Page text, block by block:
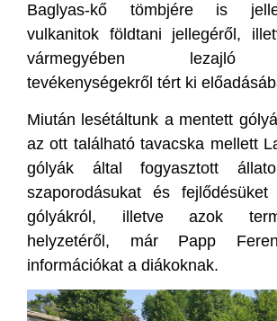
Baglyas-kő tömbjére is
vulkanitok földtani jellegéről,
vármegyében lezajló
tevékenységekről tért ki
Miután lesétáltunk a mentett
az ott található tavacska mellett
gólyák által fogyasztott
szaporodásukat és
gólyákról, illetve azok
helyzetéről, már Papp
információkat a diákoknak.